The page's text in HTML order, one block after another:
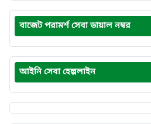
বাজেট পরামর্শ সেবা ডায়াল নম্বর
আইনি সেবা হেল্পলাইন